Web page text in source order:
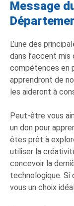
Message
L’une des
dans l’accent
compétences en
apprendront de
les aideront à
Peut-être vous
un don pour
êtes prêt à
utiliser la
concevoir la
technologique. Si
vous un choix